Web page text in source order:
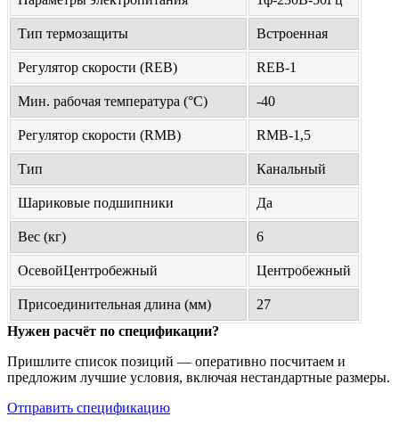
Тип термозащиты Встроенная
Регулятор скорости (REB) REB-1
Мин. рабочая температура (°С) -40
Регулятор скорости (RMB) RMB-1,5
Тип Канальный
Шариковые подшипники Да
Вес (кг) 6
ОсевойЦентробежный Центробежный
Присоединительная длина (мм)
27
Нужен расчёт по спецификации?
Пришлите список позиций — оперативно посчитаем и
предложим лучшие условия, включая нестандартные размеры.
Отправить спецификацию